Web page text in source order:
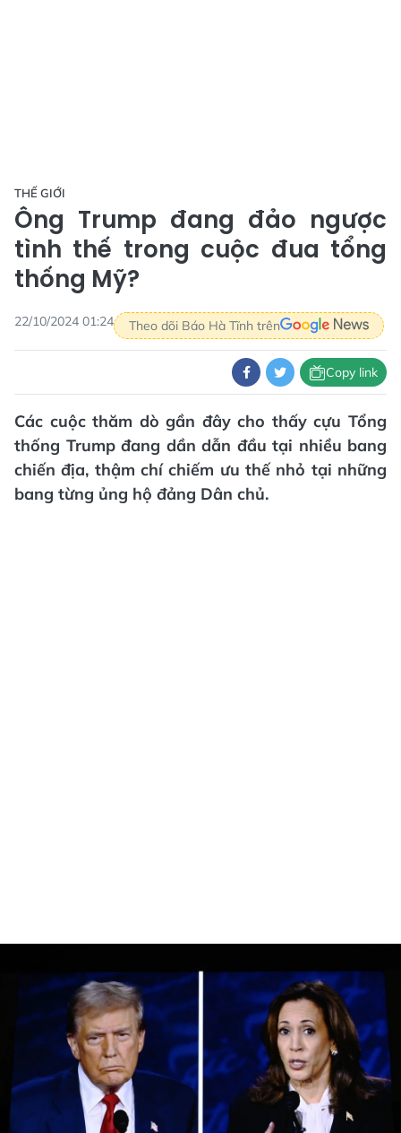
THẾ GIỚI
Ông Trump đang đảo ngược
tình thế trong cuộc đua tổng
thống Mỹ?
22/10/2024 01:24 Theo dõi Báo Hà Tĩnh trên
Copy link
Các cuộc thăm dò gần đây cho thấy cựu Tổng
thống Trump đang dần dẫn đầu tại nhiều bang
chiến địa, thậm chí chiếm ưu thế nhỏ tại những
bang từng ủng hộ đảng Dân chủ.